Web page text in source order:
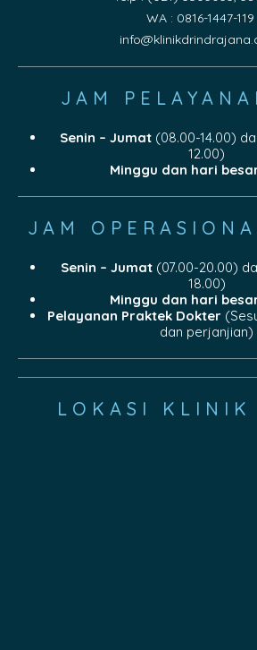
WA : 0816-1447-119
JAM
Senin – Jumat(08.00-14.00)
12.00)
Minggu dan hari
JAM
Senin – Jumat(07.00-20.00)
18.00)
Minggu dan hari
Pelayanan Praktek Dokter
dan perjanjian)
LOKASI KLINIK